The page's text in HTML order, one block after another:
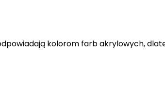
kolorom farb akrylowych,